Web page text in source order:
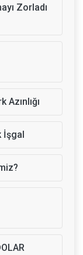
Zorladı
Azınlığı
İşgal